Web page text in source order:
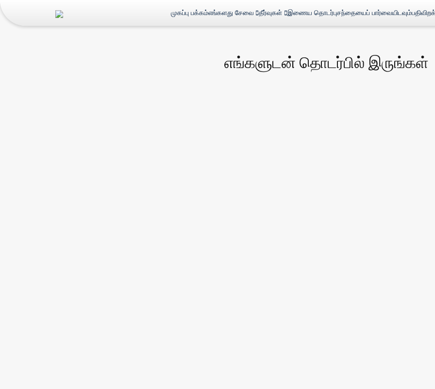
முகப்பு பக்கம்எங்களது சேவை தீர்வுகள் இணைய தொடர்புசந்தையைப் பார்வையிடவும்
எங்களுடன் தொடர்பில் இருங்கள்